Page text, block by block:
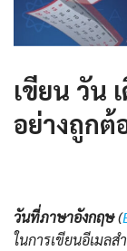
เขียน วัน
อย่างถูกต้
วันที่ภาษาอังกฤษ(
ในการเขียนอีเมล